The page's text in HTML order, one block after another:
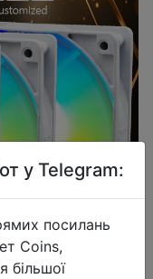
у Telegram:
посилань
Coins,
більшої